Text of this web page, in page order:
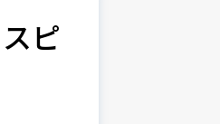
ピ